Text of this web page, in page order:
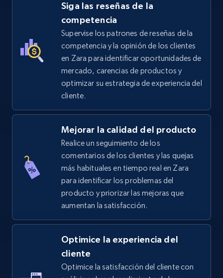
667+ Comenzar ahora
TikTok Shop - category
URL, Title, Available, Description, Currency, Initial
price, Final price, Discount percent, and more.
5.4K+ 667+ Comenzar ahora
TikTok Shop - Collect TikTok shop products
by keywords search
URL, Title, Available, Description, Currency, Initial
price, Final price, Discount percent, and more.
5.4K+ 667+ Comenzar ahora
TikTok Shop - discover records by shop url
Siga las reseñas de la
competencia
Supervise los patrones de reseñas de la
competencia y la opinión de los clientes
en Zara para identificar oportunidades de
mercado, carencias de productos y
optimizar su estrategia de experiencia del
cliente.
Mejorar la calidad del producto
Realice un seguimiento de los
comentarios de los clientes y las quejas
más habituales en tiempo real en Zara
para identificar los problemas del
producto y priorizar las mejoras que
aumentan la satisfacción.
Optimice la experiencia del
cliente
Optimice la satisfacción del cliente con